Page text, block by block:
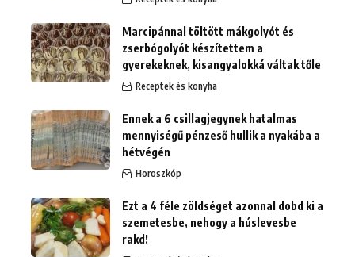
Marcipánnal töltött mákgolyót és
zserbógolyót készítettem a
gyerekeknek, kisangyalokká váltak tőle
Receptek és konyha
Ennek a 6 csillagjegynek hatalmas
mennyiségű pénzeső hullik a nyakába a
hétvégén
Horoszkóp
Ezt a 4 féle zöldséget azonnal dobd ki a
szemetesbe, nehogy a húslevesbe
rakd!